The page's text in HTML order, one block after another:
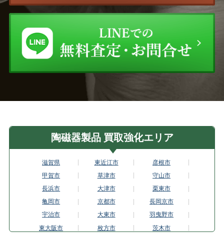
陶磁器製品 買取強化エリア
滋賀県 東近江市
彦根市
甲賀市
草津市
守山市
長浜市
大津市
栗東市
亀岡市
京都市
長岡京市
宇治市
大東市
羽曳野市
東大阪市
枚方市
茨木市